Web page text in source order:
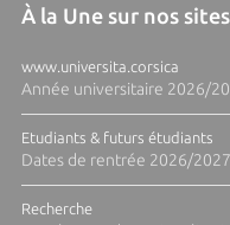
À la Une sur nos
www.universita.corsica
Année universitaire 2026/
Etudiants & futurs étudiants
Dates de rentrée 2026/
Recherche